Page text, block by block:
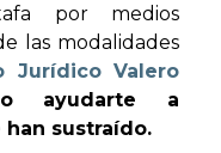
por medios
las modalidades
JurídicoValero
ayudarte a
sustraído.